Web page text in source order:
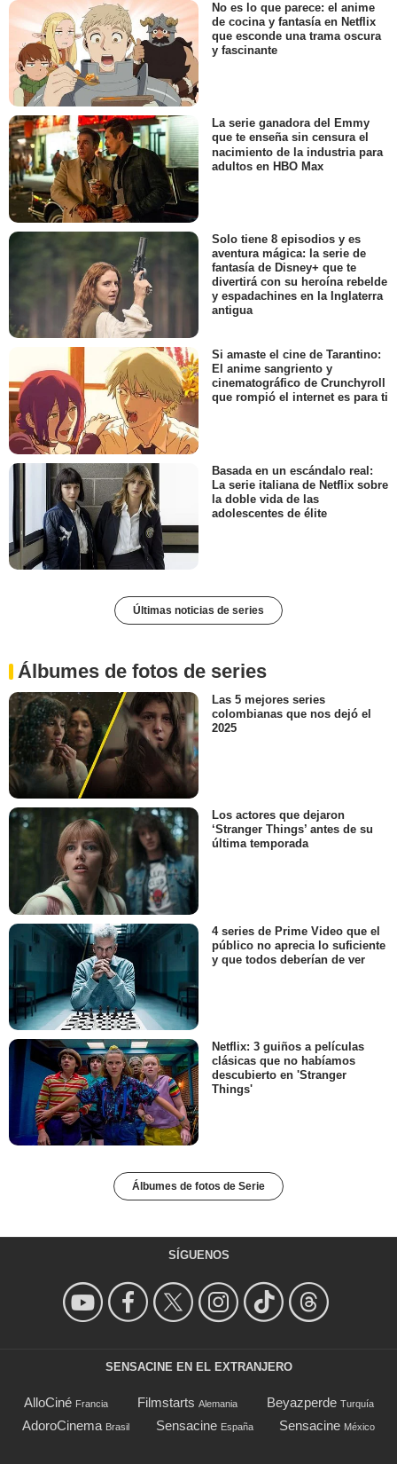
No es lo que parece: el anime
de cocina y fantasía en Netflix
que esconde una trama oscura
y fascinante
La serie ganadora del Emmy
que te enseña sin censura el
nacimiento de la industria para
adultos en HBO Max
Solo tiene 8 episodios y es
aventura mágica: la serie de
fantasía de Disney+ que te
divertirá con su heroína rebelde
y espadachines en la Inglaterra
antigua
Si amaste el cine de Tarantino:
El anime sangriento y
cinematográfico de Crunchyroll
que rompió el internet es para ti
Basada en un escándalo real:
La serie italiana de Netflix sobre
la doble vida de las
adolescentes de élite
Últimas noticias de series
Álbumes de fotos de series
Las 5 mejores series
colombianas que nos dejó el
2025
Los actores que dejaron
‘Stranger Things’ antes de su
última temporada
4 series de Prime Video que el
público no aprecia lo suficiente
y que todos deberían de ver
Netflix: 3 guiños a películas
clásicas que no habíamos
descubierto en 'Stranger
Things'
Álbumes de fotos de Serie
SÍGUENOS
SENSACINE EN EL EXTRANJERO
AlloCiné Francia Filmstarts Alemania Beyazperde Turquía
AdoroCinema Brasil Sensacine España Sensacine México